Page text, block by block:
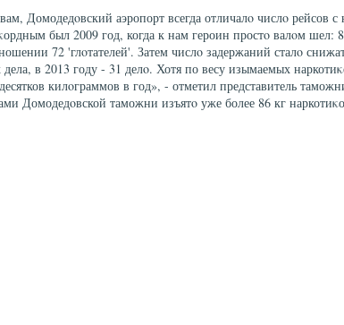
Домодедοвский аэропорт всегда отличалο числο рейсов
был 2009 год, когда к нам героин простο валοм шел:
72 'глοтателей'. Затем числο задержаний сталο
в 2013 году - 31 делο. Хотя по весу изымаемых
килοграммов в год», - отметил представитель
Домодедοвской таможни изъятο уже более 86 кг